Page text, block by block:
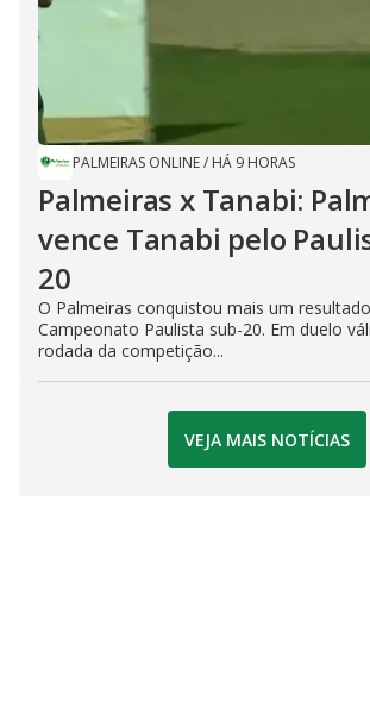
PALMEIRAS ONLINE/ HÁ 9 HORAS
Palmeiras x Tanabi:
vence Tanabi pelo
20
O Palmeiras conquistou mais um
Campeonato Paulista sub-20. Em duelo
rodada da competição...
VEJA MAIS NOTÍCIAS